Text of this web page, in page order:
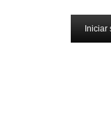
Iniciar